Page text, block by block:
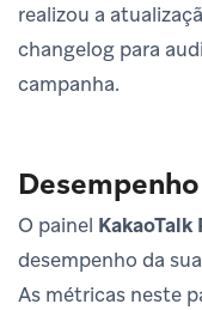
realizou a
changelog para
campanha.
O painel
desempenho da
As métricas neste